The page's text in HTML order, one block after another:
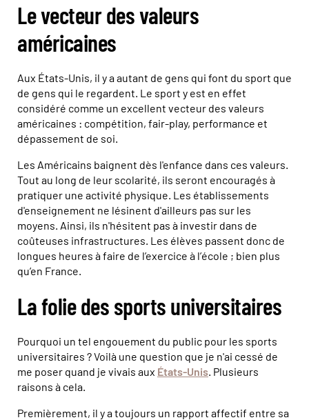
Le vecteur des valeurs
américaines
Aux États-Unis, il y a autant de gens qui font du sport que
de gens qui le regardent. Le sport y est en effet
considéré comme un excellent vecteur des valeurs
américaines : compétition, fair-play, performance et
dépassement de soi.
Les Américains baignent dès l'enfance dans ces valeurs.
Tout au long de leur scolarité, ils seront encouragés à
pratiquer une activité physique. Les établissements
d'enseignement ne lésinent d'ailleurs pas sur les
moyens. Ainsi, ils n'hésitent pas à investir dans de
coûteuses infrastructures. Les élèves passent donc de
longues heures à faire de l’exercice à l’école ; bien plus
qu’en France.
La folie des sports universitaires
Pourquoi un tel engouement du public pour les sports
universitaires ? Voilà une question que je n'ai cessé de
me poser quand je vivais aux États-Unis. Plusieurs
raisons à cela.
Premièrement, il y a toujours un rapport affectif entre sa